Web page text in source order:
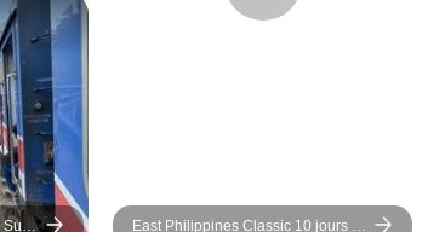
Surf
East Philippines Classic 10 jours -